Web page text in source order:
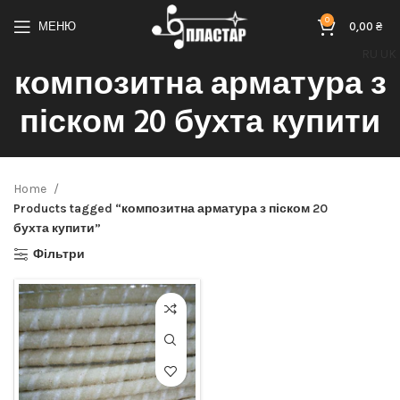
МЕНЮ 0 0,00₴
композитна арматура з
піском 20 бухта купити
Home
Products tagged “композитна арматура з піском 20
бухта купити”
Фільтри